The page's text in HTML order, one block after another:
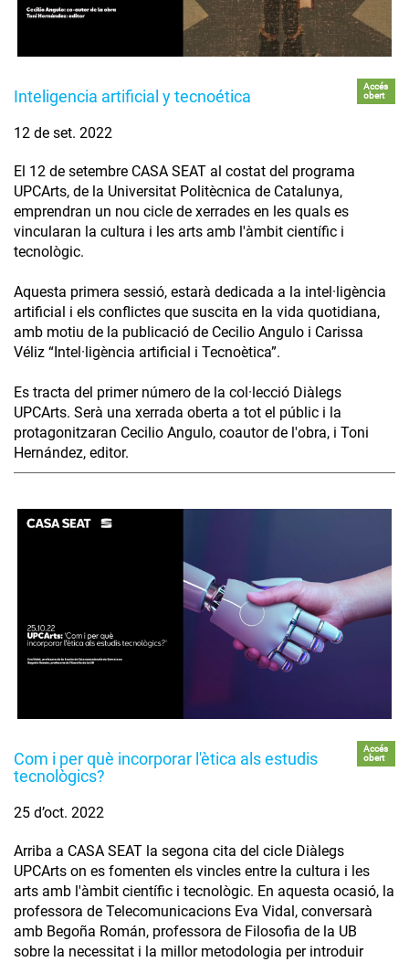
Inteligencia artificial y tecnoética
Accés
obert
12 de set. 2022
El 12 de setembre CASA SEAT al costat del programa
UPCArts, de la Universitat Politècnica de Catalunya,
emprendran un nou cicle de xerrades en les quals es
vincularan la cultura i les arts amb l'àmbit científic i
tecnològic.
Aquesta primera sessió, estarà dedicada a la intel·ligència
artificial i els conflictes que suscita en la vida quotidiana,
amb motiu de la publicació de Cecilio Angulo i Carissa
Véliz “Intel·ligència artificial i Tecnoètica”.
Es tracta del primer número de la col·lecció Diàlegs
UPCArts. Serà una xerrada oberta a tot el públic i la
protagonitzaran Cecilio Angulo, coautor de l'obra, i Toni
Hernández, editor.
Com i per què incorporar l'ètica als estudis
tecnològics?
Accés
obert
25 d’oct. 2022
Arriba a CASA SEAT la segona cita del cicle Diàlegs
UPCArts on es fomenten els vincles entre la cultura i les
arts amb l'àmbit científic i tecnològic. En aquesta ocasió, la
professora de Telecomunicacions Eva Vidal, conversarà
amb Begoña Román, professora de Filosofia de la UB
sobre la necessitat i la millor metodologia per introduir